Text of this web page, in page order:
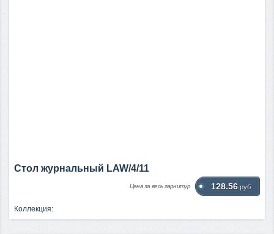
Стол журнальный LAW/4/11
Цена за весь гарнитур 128.56 руб.
Коллекция: